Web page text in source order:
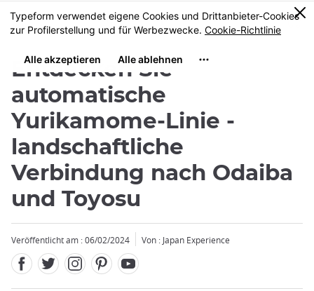
Größe
MENU
0
Entdecken Sie
automatische
Yurikamome-Linie -
landschaftliche
Verbindung nach Odaiba
und Toyosu
Veröffentlicht am : 06/02/2024 Von : Japan Experience
Schließen